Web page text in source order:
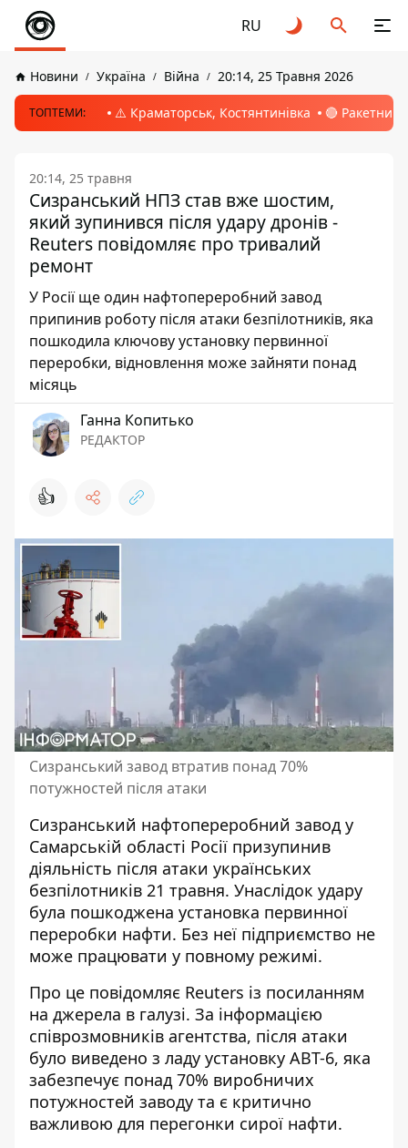
RU
Новини Україна Війна 20:14, 25 Травня 2026
ТОПТЕМИ: ⚠️ Краматорськ, Костянтинівка 🔴 Ракетний
20:14, 25 травня
Сизранський НПЗ став вже шостим,
який зупинився після удару дронів -
Reuters повідомляє про тривалий
ремонт
У Росії ще один нафтопереробний завод
припинив роботу після атаки безпілотників, яка
пошкодила ключову установку первинної
переробки, відновлення може зайняти понад
місяць
Ганна Копитько
РЕДАКТОР
👍
Сизранський завод втратив понад 70%
потужностей після атаки
Сизранський нафтопереробний завод у
Самарській області Росії призупинив
діяльність після атаки українських
безпілотників 21 травня. Унаслідок удару
була пошкоджена установка первинної
переробки нафти. Без неї підприємство не
може працювати у повному режимі.
Про це повідомляє Reuters із посиланням
на джерела в галузі. За інформацією
співрозмовників агентства, після атаки
було виведено з ладу установку АВТ-6, яка
забезпечує понад 70% виробничих
потужностей заводу та є критично
важливою для перегонки сирої нафти.